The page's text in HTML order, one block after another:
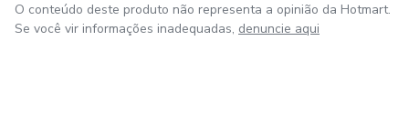
O conteúdo deste produto não representa a opinião da Hotmart.
Se você vir informações inadequadas, denuncie aqui